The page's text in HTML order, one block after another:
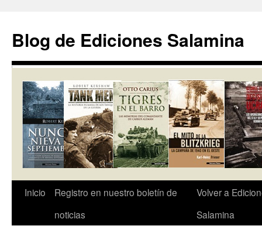
contenido
Blog de Ediciones Salamina
Inicio
Registro en nuestro boletín de
noticias
Volver a
Salamina